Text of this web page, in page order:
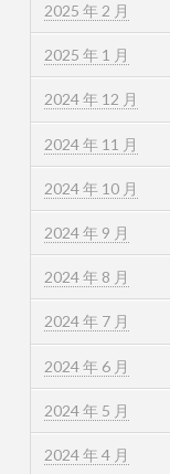
2025 年 2 月
2025 年 1 月
2024 年 12 月
2024 年 11 月
2024 年 10 月
2024 年 9 月
2024 年 8 月
2024 年 7 月
2024 年 6 月
2024 年 5 月
2024 年 4 月